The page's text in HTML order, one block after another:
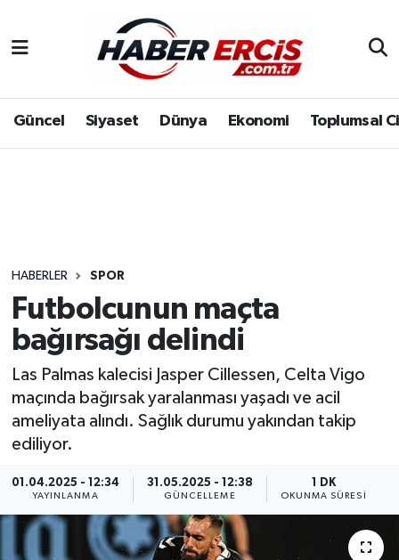
Güncel Siyaset Dünya Ekonomi Toplumsal
HABERLER SPOR
Futbolcunun maçta
bağırsağı delindi
Las Palmas kalecisi Jasper Cillessen, Celta Vigo
maçında bağırsak yaralanması yaşadı ve acil
ameliyata alındı. Sağlık durumu yakından takip
ediliyor.
01.04.2025 - 12:34
YAYINLANMA
31.05.2025 - 12:38
GÜNCELLEME
1 DK
OKUNMA SÜRESI